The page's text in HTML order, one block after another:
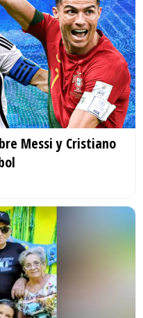
Messi y Cristiano